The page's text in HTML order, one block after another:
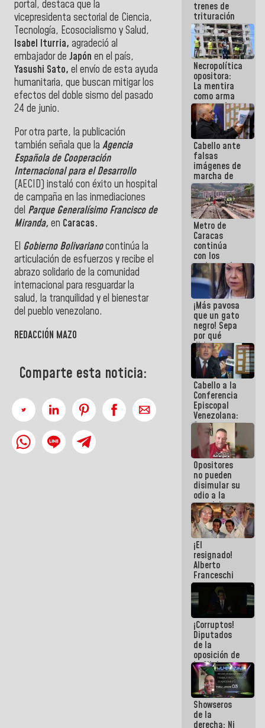
portal, destaca que la
vicepresidenta sectorial de Ciencia,
Tecnología, Ecosocialismo y Salud,
Isabel Iturria, agradeció al
embajador de Japón en el país,
Yasushi Sato, el envío de esta ayuda
humanitaria, que buscan mitigar los
efectos del doble sismo del pasado
24 de junio.
Por otra parte, la publicación
también señala que la Agencia
Española de Cooperación
Internacional para el Desarrollo
(AECID) instaló con éxito un hospital
de campaña en las inmediaciones
del Parque Generalísimo Francisco de
Miranda, en Caracas.
El Gobierno Bolivarianocontinúa la
articulación de esfuerzos y recibe el
abrazo solidario de la comunidad
internacional para resguardar la
salud, la tranquilidad y el bienestar
del pueblo venezolano.
REDACCIÓN MAZO
Comparte esta noticia:
trenes de
trituración
para
optimizar
manejo de
escombros
en La Guaira
Necropolítica
opositora:
La mentira
como arma
contra el
Pueblo
Cabello ante
falsas
imágenes de
marcha de
extremistas:
Son unos
coberos,
viven de la
mentira
Metro de
Caracas
continúa
con los
trabajos de
mantenimiento
e inspección
en la Línea 2
¡Más pavosa
que un gato
negro! Sepa
por qué
dirigentes
opositores
se
desmarcan
de La Sayo
Cabello a la
Conferencia
Episcopal
Venezolana:
Son unos
inmorales,
ni una
botella de
agua han
llevado
Opositores
no pueden
disimular su
odio a la
paz del
pueblo
¡El
resignado!
Alberto
Franceschi
muestra su
frustración
ante
burguesía
de siempre
¡Corruptos!
Diputados
de la
oposición de
la AN de
2015
derrocharon
el dinero de
los
venezolanos
Showseros
de la
derecha: Ni